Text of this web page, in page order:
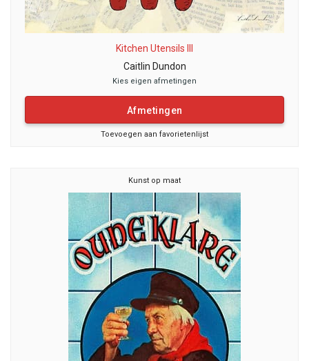
Kitchen Utensils III
Caitlin Dundon
Kies eigen afmetingen
Afmetingen
Toevoegen aan favorietenlijst
Kunst op maat